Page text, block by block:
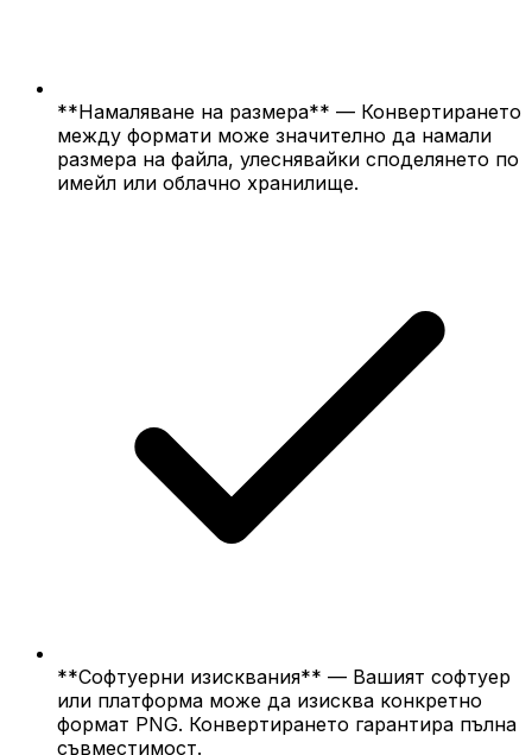
**Намаляване на размера** — Конвертирането
между формати може значително да намали
размера на файла, улеснявайки споделянето по
имейл или облачно хранилище.
**Софтуерни изисквания** — Вашият софтуер
или платформа може да изисква конкретно
формат PNG. Конвертирането гарантира пълна
съвместимост.